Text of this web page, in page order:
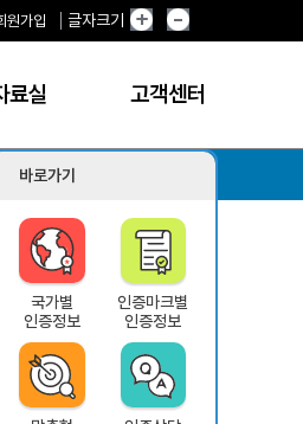
원가입 글자크기
료실 고객센터
바로가기
국가별
인증정보
인증마크별
인증정보